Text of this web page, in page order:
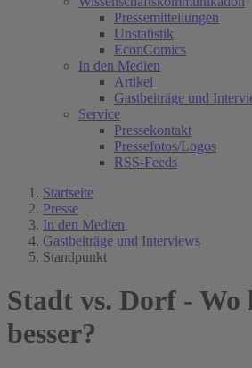
Pressemitteilungen
Unstatistik
EconComics
In den Medien
Artikel
Gastbeiträge und
Service
Pressekontakt
Pressefotos/Logos
RSS-Feeds
Startseite
Presse
In den Medien
Gastbeiträge und Interviews
Standpunkt
Stadt vs. Dorf - Wo
besser?